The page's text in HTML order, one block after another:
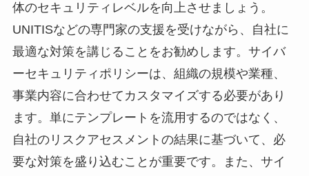
体のセキュリティレベルを向上させましょう。
UNITISなどの専門家の支援を受けながら、自社に
最適な対策を講じることをお勧めします。サイバ
ーセキュリティポリシーは、組織の規模や業種、
事業内容に合わせてカスタマイズする必要があり
ます。単にテンプレートを流用するのではなく、
自社のリスクアセスメントの結果に基づいて、必
要な対策を盛り込むことが重要です。また、サイ